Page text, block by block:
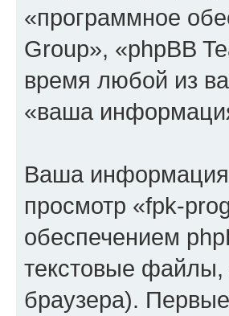
«программное
Group», «phpBB
время любой из
«ваша
Ваша информация
просмотр «fpk-
обеспечением
текстовые
браузера).